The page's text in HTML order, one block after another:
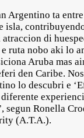
Argentino ta
isla,
atraccion di
ruta nobo aki lo
Aruba mas
den Caribe.
lo descubri e
segun Ronella
(A.T.A.).